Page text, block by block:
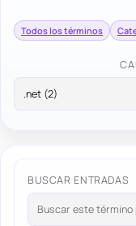
Todos los términos
BUSCAR ENTRADAS